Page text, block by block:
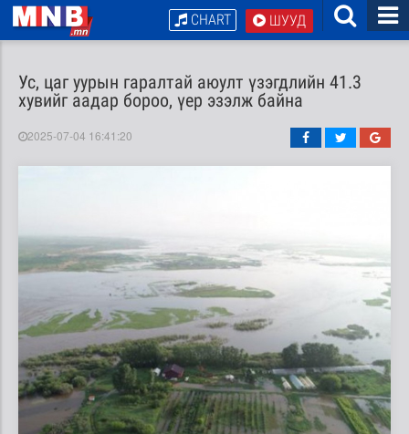
ШУУД
CHART
Ус, цаг уурын гаралтай аюулт үзэгдлийн 41.3
хувийг аадар бороо, үер эзэлж байна
2025-07-04 16:41:20